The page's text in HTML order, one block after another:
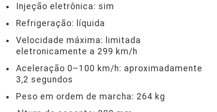
Injeção eletrônica: sim
Refrigeração: líquida
Velocidade máxima: limitada
eletronicamente a 299 km/h
Aceleração 0–100 km/h: aproximadamente
3,2 segundos
Peso em ordem de marcha: 264 kg